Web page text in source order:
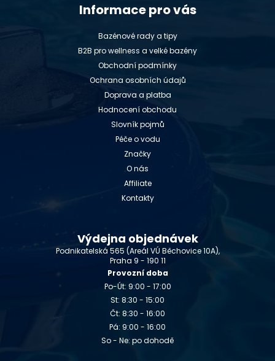
Informace pro vás
Bazénové rady a tipy
B2B pro wellness a velké bazény
Obchodní podmínky
Ochrana osobních údajů
Doprava a platba
Hodnocení obchodu
Slovník pojmů
Péče o vodu
Značky
O nás
Affiliate
Kontakty
Výdejna objednávek
Podnikatelská 565 (Areál VÚ Běchovice 10A),
Praha 9 - 190 11
Provozní doba
Po-Út: 9:00 - 17:00
St: 8:30 - 15:00
Čt: 8:30 - 16:00
Pá: 9:00 - 16:00
So - Ne: po dohodě